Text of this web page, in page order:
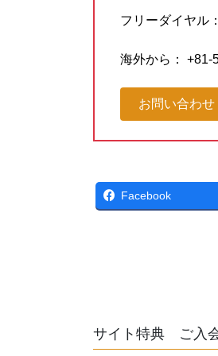
フリーダイヤル
海外から： +81-
お問い合わせ
Facebook
サイト特典 ご入